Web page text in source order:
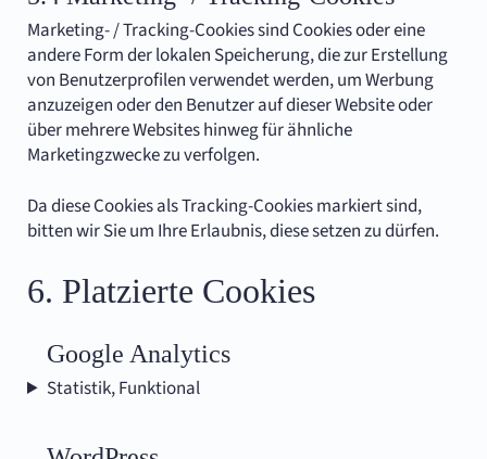
Marketing- / Tracking-Cookies sind Cookies oder eine
andere Form der lokalen Speicherung, die zur Erstellung
von Benutzerprofilen verwendet werden, um Werbung
anzuzeigen oder den Benutzer auf dieser Website oder
über mehrere Websites hinweg für ähnliche
Marketingzwecke zu verfolgen.
Da diese Cookies als Tracking-Cookies markiert sind,
bitten wir Sie um Ihre Erlaubnis, diese setzen zu dürfen.
6. Platzierte Cookies
Google Analytics
Statistik, Funktional